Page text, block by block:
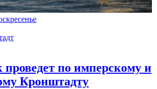
проведет по имперскому и
Кронштадту